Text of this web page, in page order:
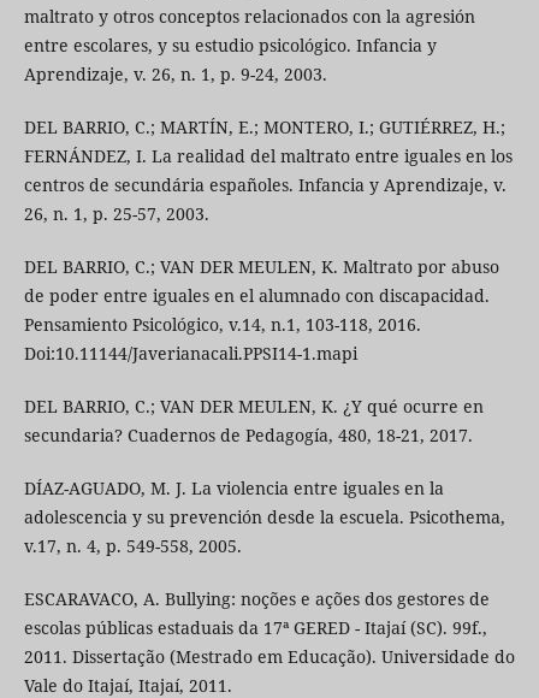
maltrato y otros conceptos relacionados con la agresión
entre escolares, y su estudio psicológico. Infancia y
Aprendizaje, v. 26, n. 1, p. 9-24, 2003.
DEL BARRIO, C.; MARTÍN, E.; MONTERO, I.; GUTIÉRREZ, H.;
FERNÁNDEZ, I. La realidad del maltrato entre iguales en los
centros de secundária españoles. Infancia y Aprendizaje, v.
26, n. 1, p. 25-57, 2003.
DEL BARRIO, C.; VAN DER MEULEN, K. Maltrato por abuso
de poder entre iguales en el alumnado con discapacidad.
Pensamiento Psicológico, v.14, n.1, 103-118, 2016.
Doi:10.11144/Javerianacali.PPSI14-1.mapi
DEL BARRIO, C.; VAN DER MEULEN, K. ¿Y qué ocurre en
secundaria? Cuadernos de Pedagogía, 480, 18-21, 2017.
DÍAZ-AGUADO, M. J. La violencia entre iguales en la
adolescencia y su prevención desde la escuela. Psicothema,
v.17, n. 4, p. 549-558, 2005.
ESCARAVACO, A. Bullying: noções e ações dos gestores de
escolas públicas estaduais da 17ª GERED - Itajaí (SC). 99f.,
2011. Dissertação (Mestrado em Educação). Universidade do
Vale do Itajaí, Itajaí, 2011.